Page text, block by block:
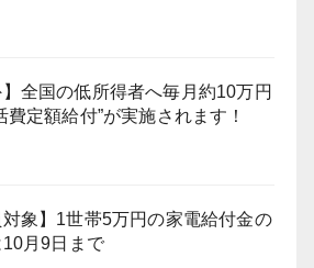
】全国の低所得者へ毎月約10万円
費定額給付”が実施されます！
対象】1世帯5万円の家電給付金の
月9日まで